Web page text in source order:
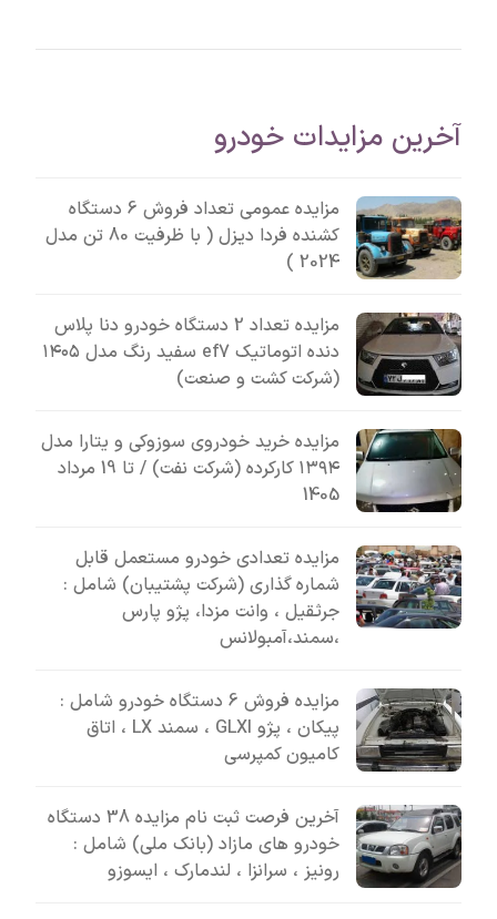
آخرین مزایدات خودرو
مزایده عمومی تعداد فروش 6 دستگاه
کشنده فردا دیزل ( با ظرفیت 80 تن مدل
2024 )
مزایده تعداد 2 دستگاه خودرو دنا پلاس
دنده اتوماتیک ef7 سفید رنگ مدل ۱۴۰۵
(شرکت کشت و صنعت)
مزایده خرید خودروی سوزوکی و یتارا مدل
۱۳۹۴ کارکرده (شرکت نفت) / تا 19 مرداد
1405
مزایده تعدادی خودرو مستعمل قابل
شماره گذاری (شرکت پشتیبان) شامل :
جرثقیل ، وانت مزدا، پژو پارس
،سمند،آمبولانس
مزایده فروش 6 دستگاه خودرو شامل :
پیکان ، پژو GLXI ، سمند LX ، اتاق
کامیون کمپرسی
آخرین فرصت ثبت نام مزایده 38 دستگاه
خودرو های مازاد (بانک ملی) شامل :
رونیز ، سرانزا ، لندمارک ، ایسوزو